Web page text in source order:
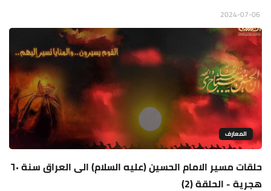
المعارف
حلقات مسير الامام الحسين (عليه السلام) الى العراق سنة ٦٠
هجرية - الحلقة (2)